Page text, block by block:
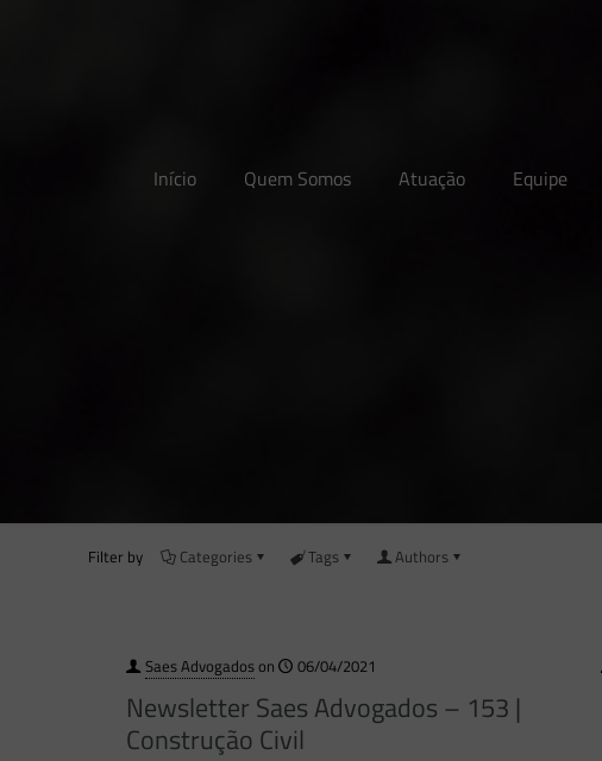
Início Quem Somos Atuação Equipe
Filter by Categories Tags Authors
Saes Advogadoson 06/04/2021
Newsletter Saes Advogados – 153 |
Construção Civil